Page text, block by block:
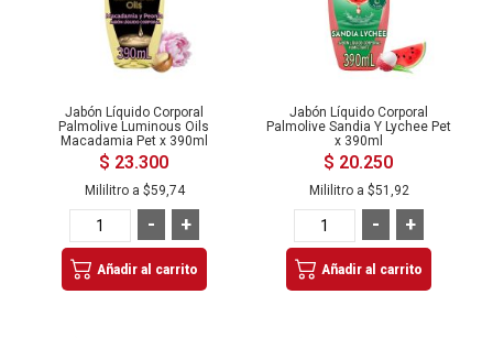
Jabón Líquido Corporal
Palmolive Luminous Oils
Macadamia Pet x 390ml
$ 23.300
Mililitro a $59,74
+
-
Añadir al carrito
Jabón Líquido Corporal
Palmolive Sandia Y Lychee Pet
x 390ml
$ 20.250
Mililitro a $51,92
+
-
Añadir al carrito